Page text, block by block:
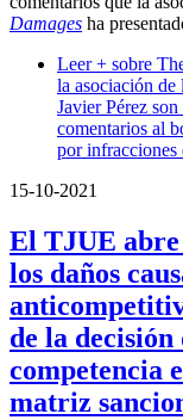
Damages ha
Leer + sobre
la asociación de
Javier Pérez
comentarios al
por infracciones
15-10-2021
El TJUE
los daños
de la
competencia
matriz